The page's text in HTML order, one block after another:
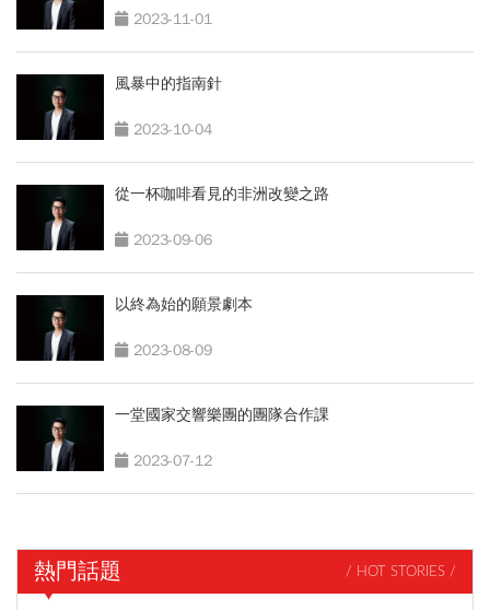
2023-11-01
風暴中的指南針
2023-10-04
從一杯咖啡看見的非洲改變之路
2023-09-06
以終為始的願景劇本
2023-08-09
一堂國家交響樂團的團隊合作課
2023-07-12
熱門話題 / HOT STORIES /